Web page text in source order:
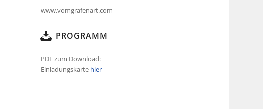
www.vomgrafenart.com
PROGRAMM
PDF zum Download:
Einladungskarte hier